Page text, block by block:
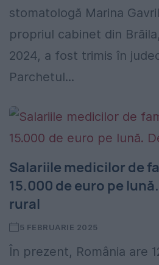
stomatologă Marina
propriul cabinet din
2024, a fost trimis în
Parchetul...
Salariile medicilor de
15.000 de euro pe
rural
5 FEBRUARIE 2025
În prezent, România are